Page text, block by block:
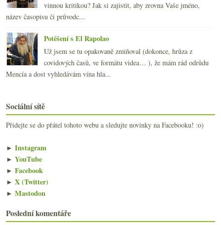
vinnou kritikou? Jak si zajistit, aby zrovna Vaše jméno,
název časopisu či průvodc...
Potěšení s El Rapolao
Už jsem se tu opakovaně zmiňoval (dokonce, hrůza z
covidových časů, ve formátu videa… ), že mám rád odrůdu
Mencía a dost vyhledávám vína hla...
Sociální sítě
Přidejte se do přátel tohoto webu a sledujte novinky na Facebooku! :o)
► Instagram
► YouTube
► Facebook
► X (Twitter)
► Mastodon
Poslední komentáře